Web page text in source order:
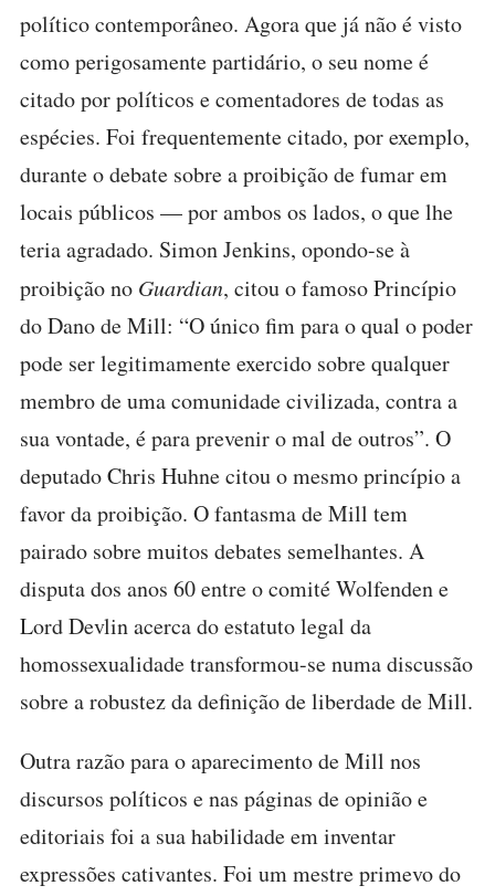
político contemporâneo. Agora que já não é visto
como perigosamente partidário, o seu nome é
citado por políticos e comentadores de todas as
espécies. Foi frequentemente citado, por exemplo,
durante o debate sobre a proibição de fumar em
locais públicos — por ambos os lados, o que lhe
teria agradado. Simon Jenkins, opondo-se à
proibição no Guardian, citou o famoso Princípio
do Dano de Mill: “O único fim para o qual o poder
pode ser legitimamente exercido sobre qualquer
membro de uma comunidade civilizada, contra a
sua vontade, é para prevenir o mal de outros”. O
deputado Chris Huhne citou o mesmo princípio a
favor da proibição. O fantasma de Mill tem
pairado sobre muitos debates semelhantes. A
disputa dos anos 60 entre o comité Wolfenden e
Lord Devlin acerca do estatuto legal da
homossexualidade transformou-se numa discussão
sobre a robustez da definição de liberdade de Mill.
Outra razão para o aparecimento de Mill nos
discursos políticos e nas páginas de opinião e
editoriais foi a sua habilidade em inventar
expressões cativantes. Foi um mestre primevo do